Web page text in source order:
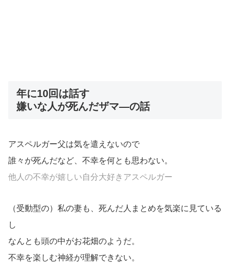
年に10回は話す
嫌いな人が死んだザマ―の話
アスペルガー父は気を遣えないので
誰々が死んだなど、不幸を何とも思わない。
他人の不幸が嬉しい自分大好きアスペルガー
（受動型の）私の妻も、死んだ人まとめを気楽に見ている
し
なんとも頭の中がお花畑のようだ。
不幸を楽しむ神経が理解できない。